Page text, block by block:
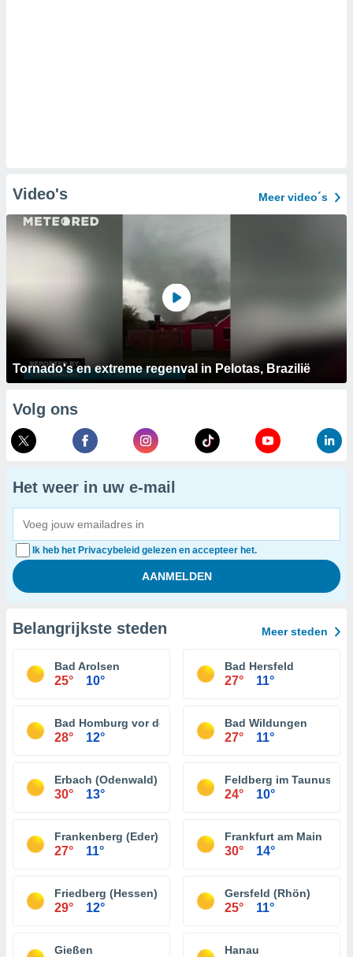
Video's Meer video´s
Tornado's en extreme regenval in Pelotas, Brazilië
Volg ons
Het weer in uw e-mail
Ik heb het Privacybeleid gelezen en accepteer het.
Belangrijkste steden Meer steden
Bad Arolsen
25° 10°
Bad Hersfeld
27° 11°
Bad Homburg vor der Höhe
28° 12°
Bad Wildungen
27° 11°
Erbach (Odenwald)
30° 13°
Feldberg im Taunus
24° 10°
Frankenberg (Eder)
27° 11°
Frankfurt am Main
30° 14°
Friedberg (Hessen)
29° 12°
Gersfeld (Rhön)
25° 11°
Gießen Hanau